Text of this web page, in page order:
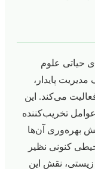
حیاتی علوم
پایدار،
می‌کند. این
تخریب‌کننده
بهره‌وری آن‌ها
کنونی نظیر
نقش این